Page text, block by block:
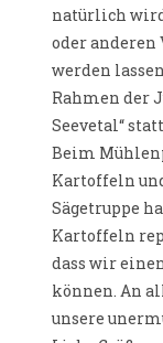
natürlich wird
oder
werden
Rahmen der
Seevetal“
Beim
Kartoffeln
Sägetruppe
Kartoffeln
dass wir
können. An
unsere